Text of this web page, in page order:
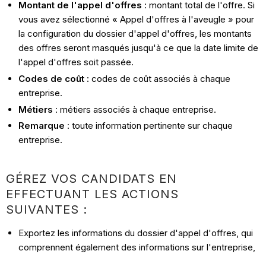
Montant de l'appel d'offres : montant total de l'offre. Si
vous avez sélectionné « Appel d'offres à l'aveugle » pour
la configuration du dossier d'appel d'offres, les montants
des offres seront masqués jusqu'à ce que la date limite de
l'appel d'offres soit passée.
Codes de coût : codes de coût associés à chaque
entreprise.
Métiers : métiers associés à chaque entreprise.
Remarque : toute information pertinente sur chaque
entreprise.
GÉREZ VOS CANDIDATS EN
EFFECTUANT LES ACTIONS
SUIVANTES :
Exportez les informations du dossier d'appel d'offres, qui
comprennent également des informations sur l'entreprise,